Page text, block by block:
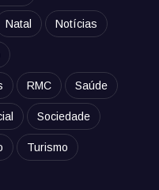
Natal Notícias
RMC Saúde
Sociedade
Turismo